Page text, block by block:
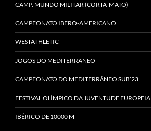
CAMP. MUNDO MILITAR (CORTA-MATO)
CAMPEONATO IBERO-AMERICANO
WESTATHLETIC
JOGOS DO MEDITERRÂNEO
CAMPEONATO DO MEDITERRÂNEO SUB’23
FESTIVAL OLÍMPICO DA JUVENTUDE EUROPEIA
IBÉRICO DE 10000 M